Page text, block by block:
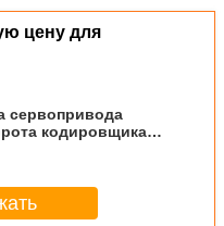
цену для
сервопривода
кодировщика